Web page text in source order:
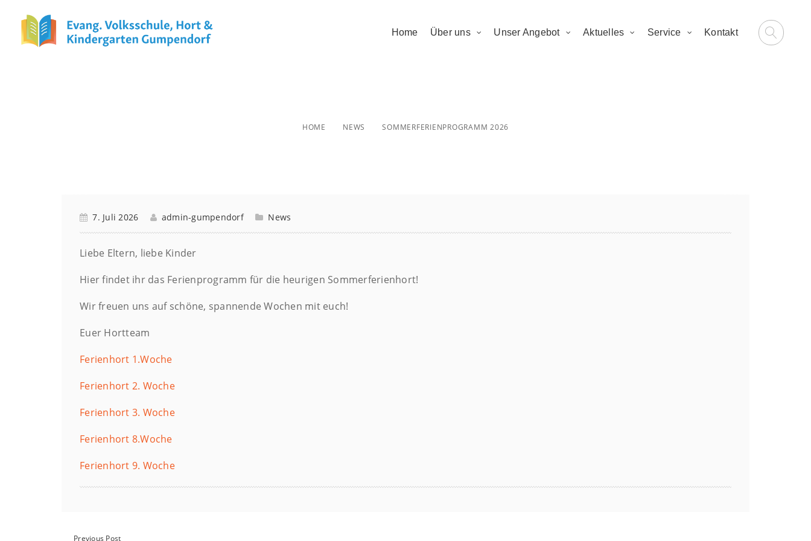
Home Über uns Unser Angebot Aktuelles Service Kontakt
HOME NEWS SOMMERFERIENPROGRAMM 2026
7. Juli 2026 admin-gumpendorf News
Liebe Eltern, liebe Kinder
Hier findet ihr das Ferienprogramm für die heurigen Sommerferienhort!
Wir freuen uns auf schöne, spannende Wochen mit euch!
Euer Hortteam
Ferienhort 1.Woche
Ferienhort 2. Woche
Ferienhort 3. Woche
Ferienhort 8.Woche
Ferienhort 9. Woche
Previous Post